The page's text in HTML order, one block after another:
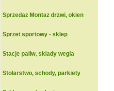
Sprzedaz Montaz drzwi, okien
Sprzet sportowy - sklep
Stacje paliw, sklady wegla
Stolarstwo, schody, parkiety